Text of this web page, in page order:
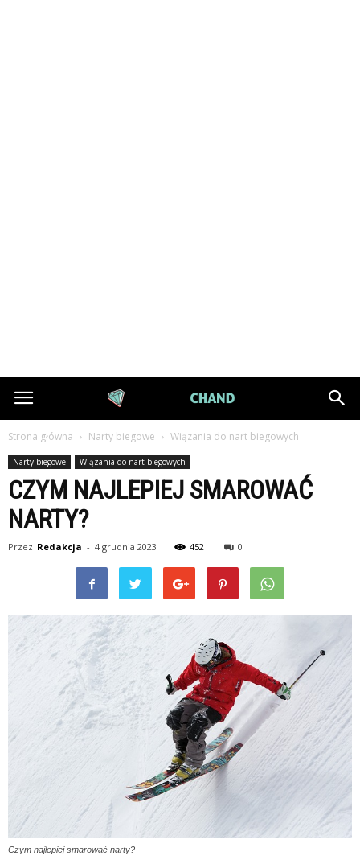
DiamondChand.pl
Strona główna Narty biegowe Wiązania do nart biegowych
Narty biegowe Wiązania do nart biegowych
CZYM NAJLEPIEJ SMAROWAĆ
NARTY?
Przez Redakcja - 4 grudnia 2023 452 0
Czym najlepiej smarować narty?